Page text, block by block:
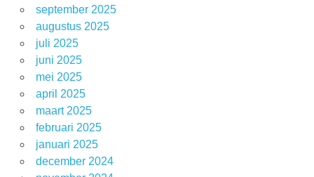
september 2025
augustus 2025
juli 2025
juni 2025
mei 2025
april 2025
maart 2025
februari 2025
januari 2025
december 2024